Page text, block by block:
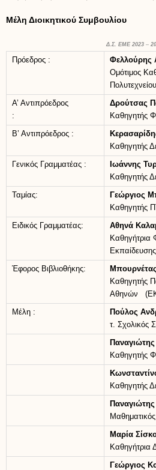
Μέλη Διοικητικού Συμβουλίου
Δ.Σ. ΕΜΕ 2023 –
Πρόεδρος :
Φελλούρης
Ομότιμος
Πολυτεχνείου
Α’ Αντιπρόεδρος
:
Δρούτσας
Καθηγητής
Β’ Αντιπρόεδρος :
Καθηγητής
Γενικός Γραμματέας :
Ιωάννης
Καθηγητής
Ταμίας:
Γεώργιος
Καθηγητής
Ειδικός Γραμματέας:
Αθηνά
Καθηγήτρια
Εκπαίδευσης
Έφορος Βιβλιοθήκης:
Καθηγητής
Αθηνών
Μέλη :
Πούλος
τ. Σχολικός
Καθηγητής
Καθηγητής
Μαρία
Καθηγήτρια
Γεώργιος